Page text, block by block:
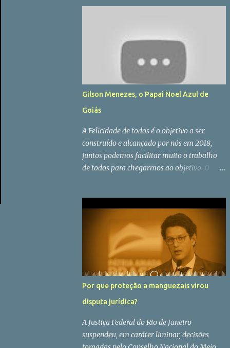
isso falar de "Utopia" pode parecer um
assunto que poucos dominam por não estar
circulando nas redes sociais e pouquissimas
vezes ter sido abordado pela imprensa em
seus últimos editoriais. Cá para nós não
deixa de ser cabuloso para muitos
candidatos que concorrem à Fuvest, uma vez
cotidiano dos alunos, mesmo que estejam na
grade curricular, e tenho a impressão que
muitos deles sequer tenham ouvido falar de
algum deles. Segundo informações de quem
escrevessem sobre a importância da utopia
e comparassem o mundo que busca a utopia
e o que não. O objetivo da redação, ainda de
Gilson Menezes, o Papai Noel Azul de
Goiás
A Felicidade de todos é o objetivo a ser
construído e alcançado por nós em 2018,
juntos podemos facilitar muito o trabalho
de todos para chegarmos ao objetivo. O
Por que proteção a manguezais virou
disputa jurídica?
A Justiça Federal do Rio de Janeiro
suspendeu, em caráter liminar, decisões